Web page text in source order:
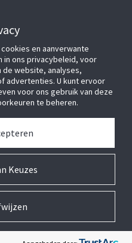
en aanverwante
in ons privacybeleid, voor
website, analyses,
advertenties. U kunt ervoor
voor ons gebruik van deze
te beheren.
Keuzes